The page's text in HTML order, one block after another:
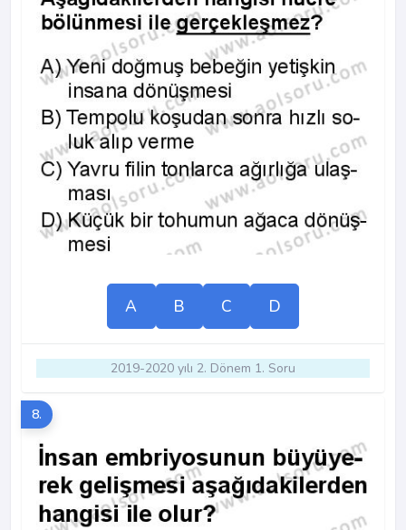
A B C D
2019-2020 yılı 2. Dönem 1. Soru
8.